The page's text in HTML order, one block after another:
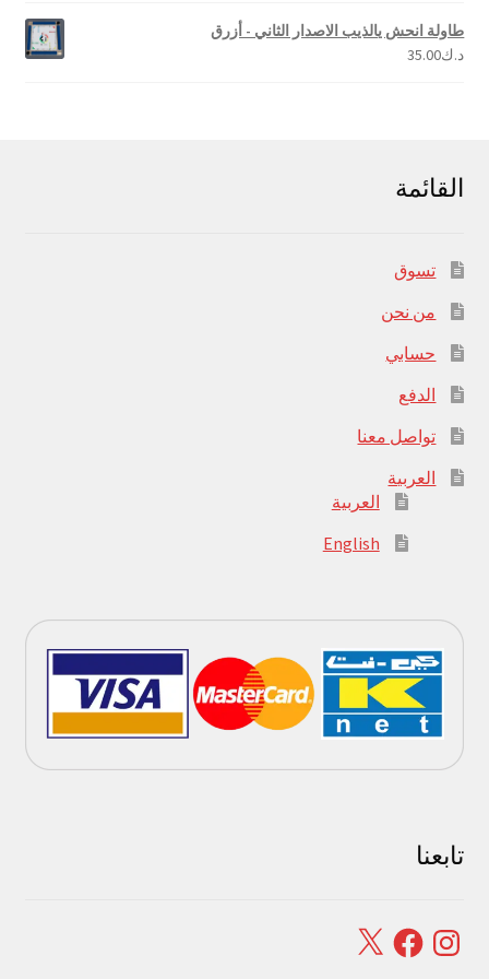
طاولة انحش يالذيب الاصدار الثاني - أزرق
د.ك35.00
القائمة
تسوق
من نحن
حسابي
الدفع
تواصل معنا
العربية
العربية
English
تابعنا
Instagram
Facebook
X